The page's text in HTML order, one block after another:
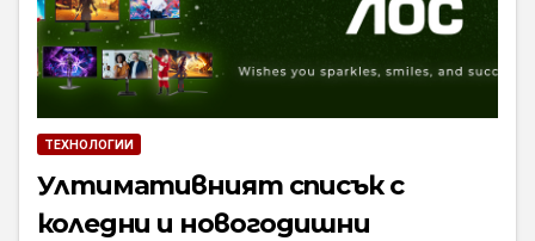
ТЕХНОЛОГИИ
Ултимативният списък с
коледни и новогодишни